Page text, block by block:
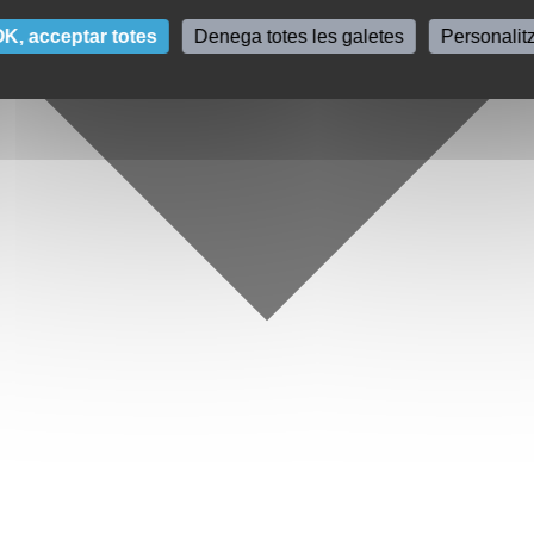
acceptar totes Denega totes les galetes